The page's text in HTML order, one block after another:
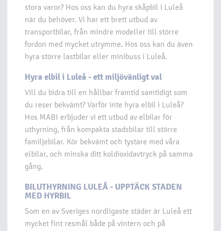
stora varor? Hos oss kan du hyra skåpbil i Luleå
när du behöver. Vi har ett brett utbud av
transportbilar, från mindre modeller till större
fordon med mycket utrymme. Hos oss kan du även
hyra större lastbilar eller minibuss i Luleå.
Hyra elbil i Luleå - ett miljövänligt val
Vill du bidra till en hållbar framtid samtidigt som
du reser bekvämt? Varför inte hyra elbil i Luleå?
Hos MABI erbjuder vi ett utbud av elbilar för
uthyrning, från kompakta stadsbilar till större
familjebilar. Kör bekvämt och tystare med våra
elbilar, och minska ditt koldioxidavtryck på samma
gång.
BILUTHYRNING LULEÅ - UPPTÄCK STADEN
MED HYRBIL
Som en av Sveriges nordligaste städer är Luleå ett
mycket fint resmål både på vintern och på